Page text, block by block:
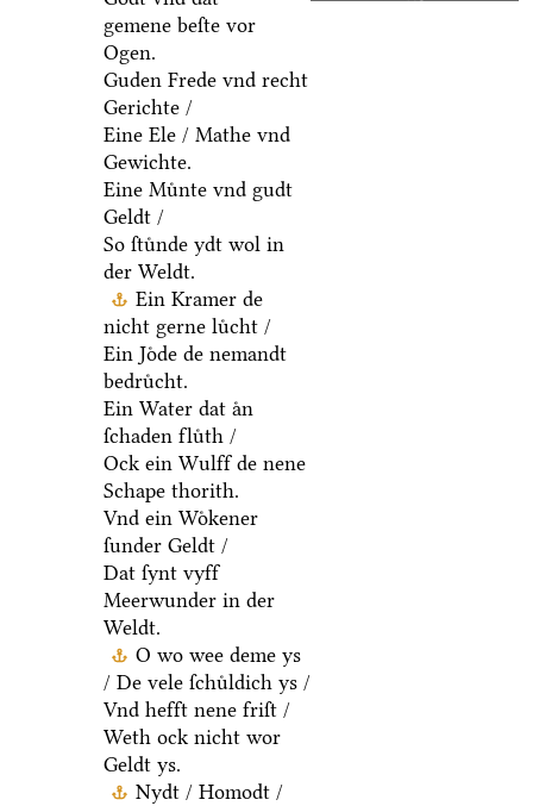
gemene beſte vor
Ogen.
Guden Frede vnd recht
Gerichte /
Eine Ele / Mathe vnd
Gewichte.
Eine Muͤnte vnd gudt
Geldt /
So ſtuͤnde ydt wol in
der Weldt.
Ein Kramer de
nicht gerne luͤcht /
Ein Joͤde de nemandt
bedruͤcht.
Ein Water dat aͤn
ſchaden fluͤth /
Ock ein Wulff de nene
Schape thorith.
Vnd ein Woͤkener
ſunder Geldt /
Dat ſynt vyff
Meerwunder in der
Weldt.
O wo wee deme ys
/ De vele ſchuͤldich ys /
Vnd hefft nene friſt /
Weth ock nicht wor
Geldt ys.
Nydt / Homodt /